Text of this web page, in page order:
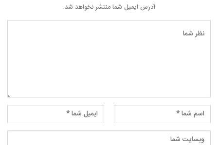
آدرس ایمیل شما منتشر نخواهد شد.